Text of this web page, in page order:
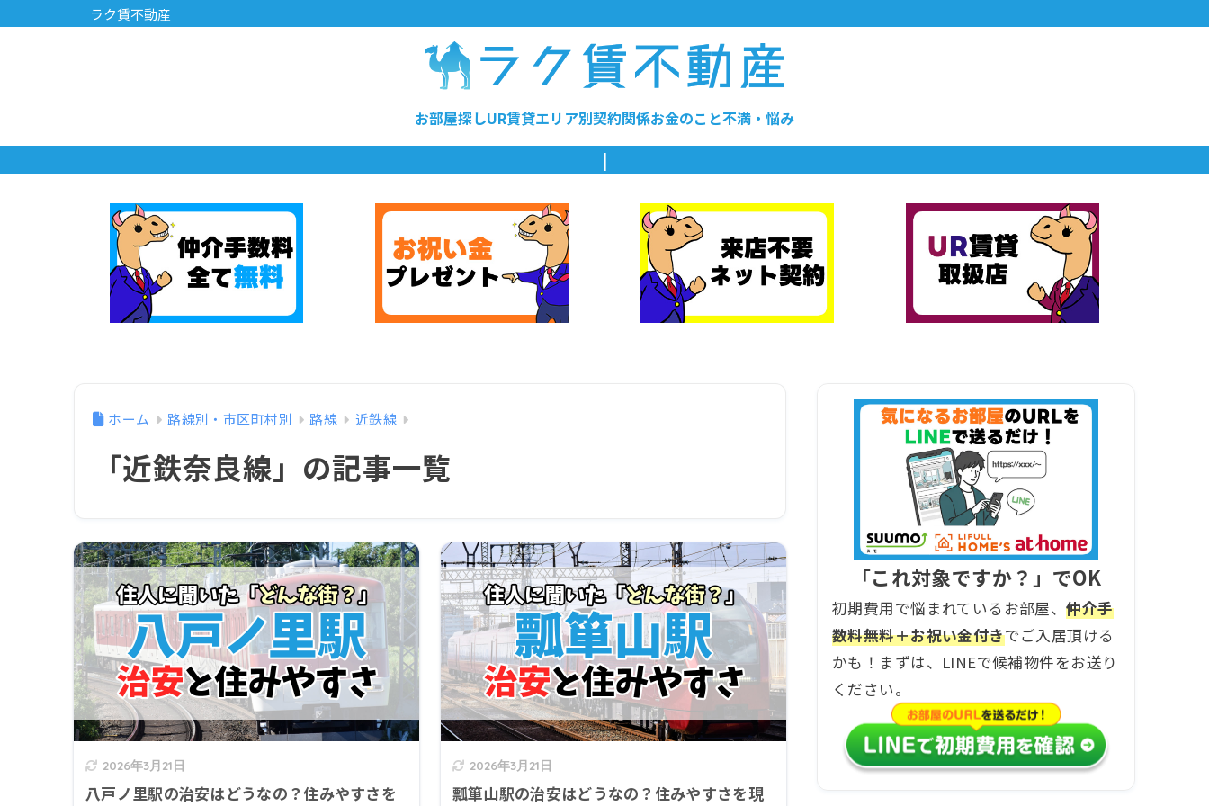
ラク賃不動産
お部屋探しUR賃貸エリア別契約関係お金のこと不満・悩み
大阪の賃貸は仲介
ホーム 路線別・市区町村別 路線 近鉄線
「近鉄奈良線」の記事一覧
2026年3月21日
八戸ノ里駅の治安はどうなの？住みやすさを
2026年3月21日
瓢箪山駅の治安はどうなの？住みやすさを現
「これ対象ですか？」でOK
初期費用で悩まれているお部屋、仲介手
数料無料＋お祝い金付きでご入居頂ける
かも！まずは、LINEで候補物件をお送り
ください。